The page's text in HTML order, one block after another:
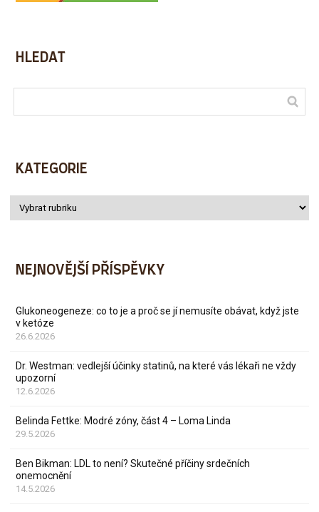
HLEDAT
KATEGORIE
NEJNOVĚJŠÍ PŘÍSPĚVKY
Glukoneogeneze: co to je a proč se jí nemusíte obávat, když jste
v ketóze
26.6.2026
Dr. Westman: vedlejší účinky statinů, na které vás lékaři ne vždy
upozorní
12.6.2026
Belinda Fettke: Modré zóny, část 4 – Loma Linda
29.5.2026
Ben Bikman: LDL to není? Skutečné příčiny srdečních
onemocnění
14.5.2026